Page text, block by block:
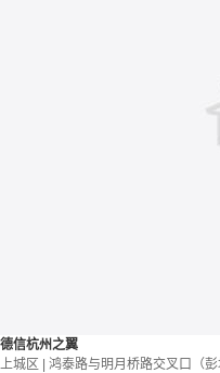
德信杭州之翼
上城区 | 鸿泰路与明月桥路交叉口（彭